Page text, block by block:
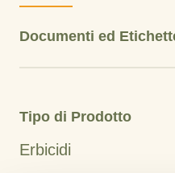
Documenti ed
Tipo di Prodotto
Erbicidi